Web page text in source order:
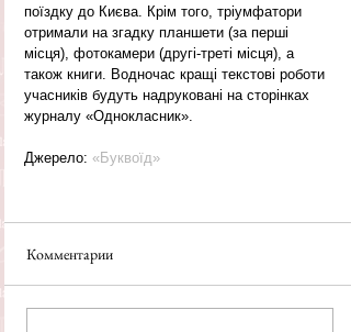
поїздку до Києва. Крім того, тріумфатори
отримали на згадку планшети (за перші
місця), фотокамери (другі-треті місця), а
також книги. Водночас кращі текстові роботи
учасників будуть надруковані на сторінках
журналу «Однокласник».
Джерело: «Буквоїд»
Комментарии